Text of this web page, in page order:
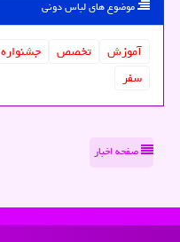
موضوع های لباس دونی
آموزش تخصص جشنواره
سفر
صفحه اخبار